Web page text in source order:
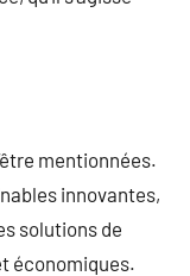
mentionnées.
innovantes,
solutions de
économiques.